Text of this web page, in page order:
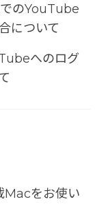
でのYouTube
について
へのログ
Macをお使い